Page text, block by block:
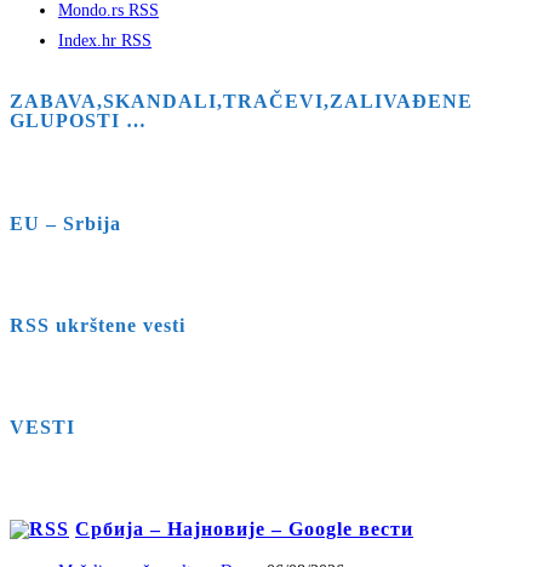
Mondo.rs RSS
Index.hr RSS
ZABAVA,SKANDALI,TRAČEVI,ZALIVAĐENE
GLUPOSTI …
EU – Srbija
RSS ukrštene vesti
VESTI
Србија – Најновије – Google вести